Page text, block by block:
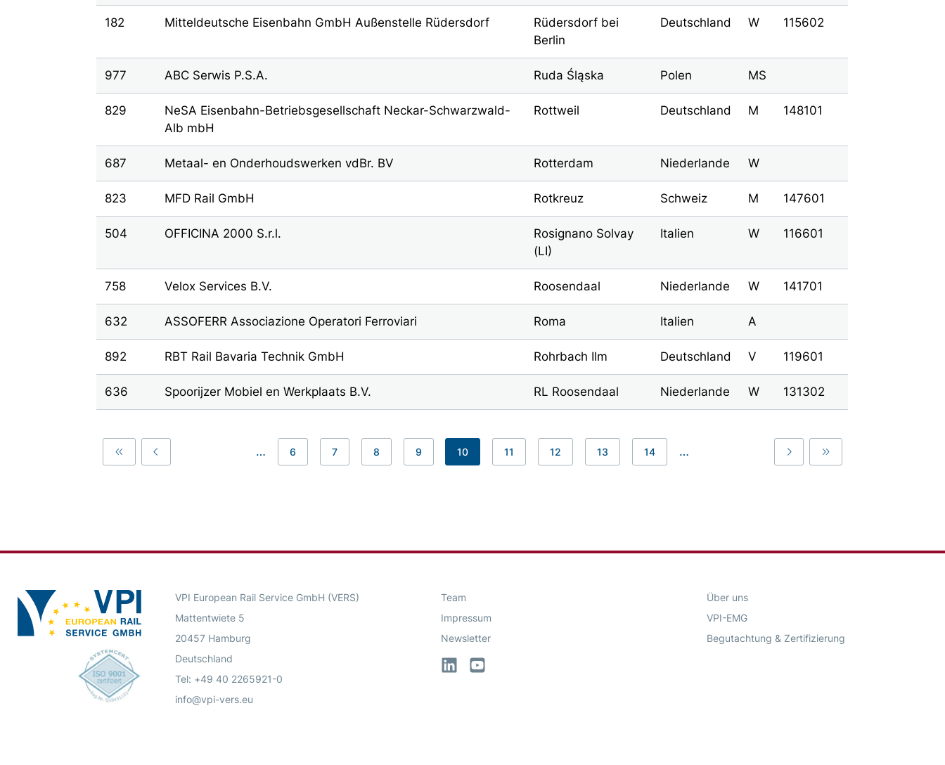
182 Mitteldeutsche Eisenbahn GmbH Außenstelle Rüdersdorf
Rüdersdorf bei
Berlin
Deutschland W 115602
977 ABC Serwis P.S.A. Ruda Śląska Polen MS
829
NeSA Eisenbahn-Betriebsgesellschaft Neckar-Schwarzwald-
Alb mbH
Rottweil Deutschland M 148101
687 Metaal- en Onderhoudswerken vdBr. BV Rotterdam Niederlande W
823 MFD Rail GmbH Rotkreuz Schweiz M 147601
504 OFFICINA 2000 S.r.l.
Rosignano Solvay
(LI)
Italien W 116601
758 Velox Services B.V. Roosendaal Niederlande W 141701
632 ASSOFERR Associazione Operatori Ferroviari Roma Italien A
892 RBT Rail Bavaria Technik GmbH Rohrbach Ilm Deutschland V 119601
636 Spoorijzer Mobiel en Werkplaats B.V. RL Roosendaal Niederlande W 131302
First Previous
… 6 7 8 9 10 11 12 13 14 …
Last Last
VPI European Rail Service GmbH (VERS)
Mattentwiete 5
20457 Hamburg
Deutschland
Tel: +49 40 2265921-0
info@vpi-vers.eu
Team
Impressum
Newsletter
LinkedInYouTube
Über uns
VPI-EMG
Begutachtung & Zertifizierung